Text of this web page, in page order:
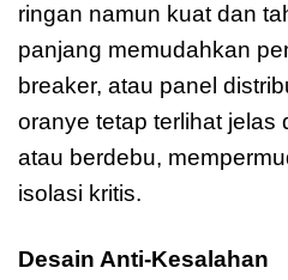
ringan namun kuat dan
panjang memudahkan
breaker, atau panel
oranye tetap terlihat jelas
atau berdebu,
isolasi kritis.
Desain Anti-Kesalahan